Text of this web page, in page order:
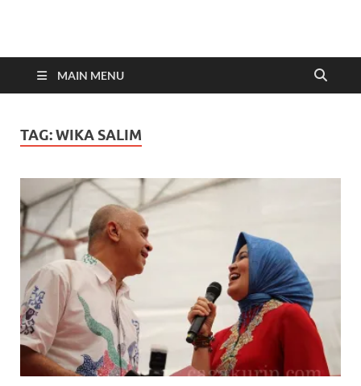
MAIN MENU
TAG:WIKA SALIM